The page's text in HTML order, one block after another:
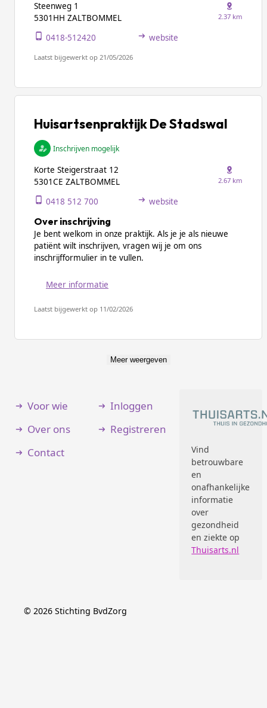
Steenweg 1
5301HH ZALTBOMMEL
2.37 km
0418-512420 website
Laatst bijgewerkt op 21/05/2026
Huisartsenpraktijk De Stadswal
Inschrijven mogelijk
Korte Steigerstraat 12
5301CE ZALTBOMMEL
2.67 km
0418 512 700 website
Over inschrijving
Je bent welkom in onze praktijk. Als je je als nieuwe
patiënt wilt inschrijven, vragen wij je om ons
inschrijfformulier in te vullen.
Meer informatie
Laatst bijgewerkt op 11/02/2026
Meer weergeven
Voor wie
Over ons
Contact
Inloggen
Registreren
Vind
betrouwbare
en
onafhankelijke
informatie
over
gezondheid
en ziekte op
Thuisarts.nl
© 2026 Stichting BvdZorg